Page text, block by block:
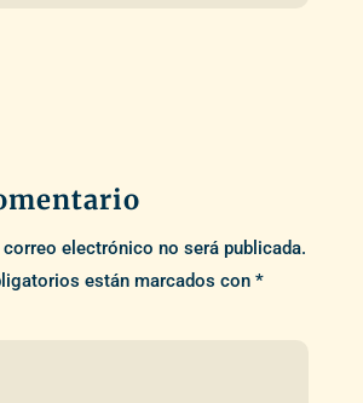
electrónico no será publicada.
están marcados con *